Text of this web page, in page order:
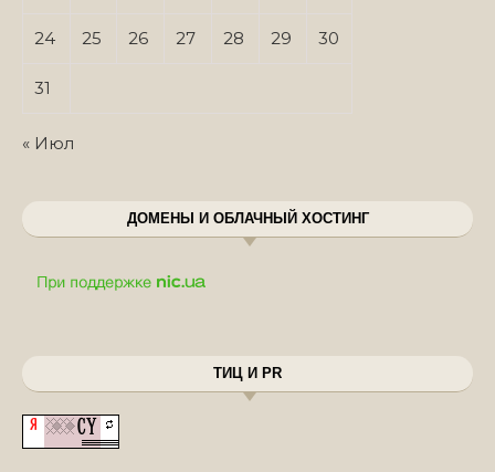
24 25 26 27 28 29 30
31
« Июл
ДОМЕНЫ И ОБЛАЧНЫЙ ХОСТИНГ
ТИЦ И PR